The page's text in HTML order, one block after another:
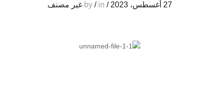
27 أغسطس، 2023 /
/in غير مصنف